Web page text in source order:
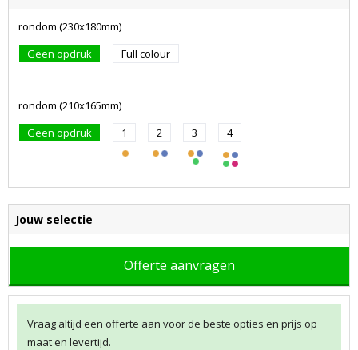
rondom (230x180mm)
Geen opdruk
Full colour
rondom (210x165mm)
Geen opdruk
1 2 3 4
Jouw selectie
Offerte aanvragen
Vraag altijd een offerte aan voor de beste opties en prijs op
maat en levertijd.